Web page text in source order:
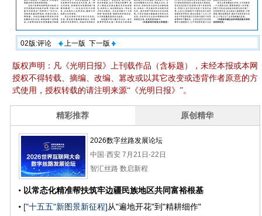
02版:评论 上一版 下一版
版权声明：凡《光明日报》上刊载作品（含标题），未经本报或本网
授权不得转载、摘编、改编、篡改或以其它改变或违背作者原意的方
式使用，授权转载的请注明来源“《光明日报》”。